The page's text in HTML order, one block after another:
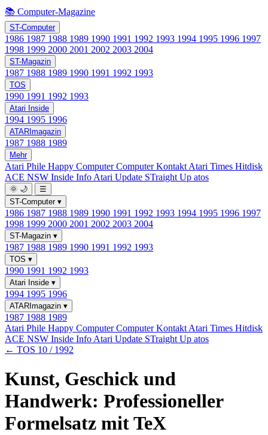
📚 Computer-Magazine
ST-Computer
1986 1987 1988 1989 1990 1991 1992 1993 1994 1995 1996 1997
1998 1999 2000 2001 2002 2003 2004
ST-Magazin
1987 1988 1989 1990 1991 1992 1993
TOS
1990 1991 1992 1993
Atari Inside
1994 1995 1996
ATARImagazin
1987 1988 1989
Mehr
Atari Phile Happy ComputerComputer Kontakt Atari Times Hitdisk
ACE NSW Inside Info Atari Update STraight Up atos
🌞 🌙
☰
ST-Computer ▾
1986 1987 1988 1989 1990 1991 1992 1993 1994 1995 1996 1997
1998 1999 2000 2001 2002 2003 2004
ST-Magazin ▾
1987 1988 1989 1990 1991 1992 1993
TOS ▾
1990 1991 1992 1993
Atari Inside ▾
1994 1995 1996
ATARImagazin ▾
1987 1988 1989
Atari Phile Happy ComputerComputer Kontakt Atari Times Hitdisk
ACE NSW Inside Info Atari Update STraight Up atos
← TOS 10 / 1992
Kunst, Geschick und
Handwerk: Professioneller
Formelsatz mit TeX